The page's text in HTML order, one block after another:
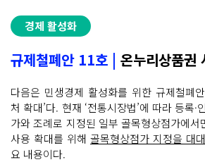
경제 활성화
규제철폐안 11호 | 온누리상품권
다음은 민생경제 활성화를 위한 규제철폐
처 확대’다. 현재 ‘전통시장법’에 따라 등록
가와 조례로 지정된 일부 골목형상점가에서
사용 확대를 위해 골목형상점가 지정을 대
요 내용이다.